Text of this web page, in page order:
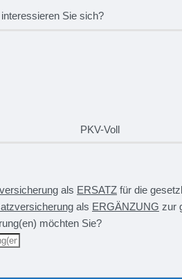
Sie sich?
PKV-Voll
als ERSATZ für die
als ERGÄNZUNG zur
möchten Sie?